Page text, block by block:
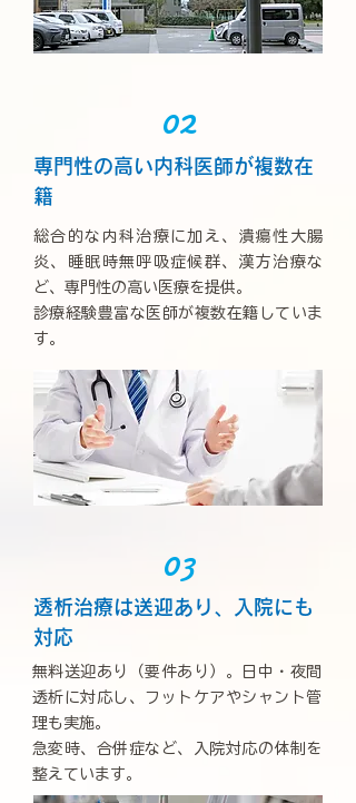
専門性の高い内科医師が複数在
籍
総合的な内科治療に加え、潰瘍性大腸
炎、睡眠時無呼吸症候群、漢方治療な
ど、専門性の高い医療を提供。
診療経験豊富な医師が複数在籍していま
す。
02
透析治療は送迎あり、入院にも
対応
無料送迎あり（要件あり）。日中・夜間
透析に対応し、フットケアやシャント管
理も実施。
急変時、合併症など、入院対応の体制を
整えています。
03